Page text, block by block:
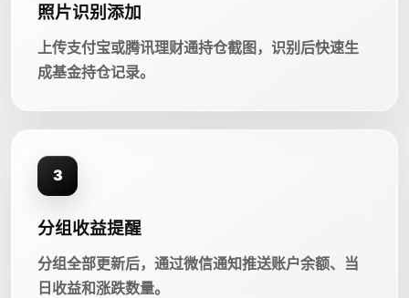
照片识别添加
上传支付宝或腾讯理财通持仓截图，识别后快速生
成基金持仓记录。
3
分组收益提醒
分组全部更新后，通过微信通知推送账户余额、当
日收益和涨跌数量。